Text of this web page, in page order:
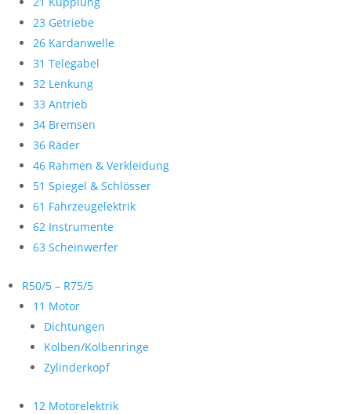
23 Getriebe
26 Kardanwelle
31 Telegabel
32 Lenkung
33 Antrieb
34 Bremsen
36 Räder
46 Rahmen & Verkleidung
51 Spiegel & Schlösser
61 Fahrzeugelektrik
62 Instrumente
63 Scheinwerfer
R50/5 – R75/5
11 Motor
Dichtungen
Kolben/Kolbenringe
Zylinderkopf
12 Motorelektrik